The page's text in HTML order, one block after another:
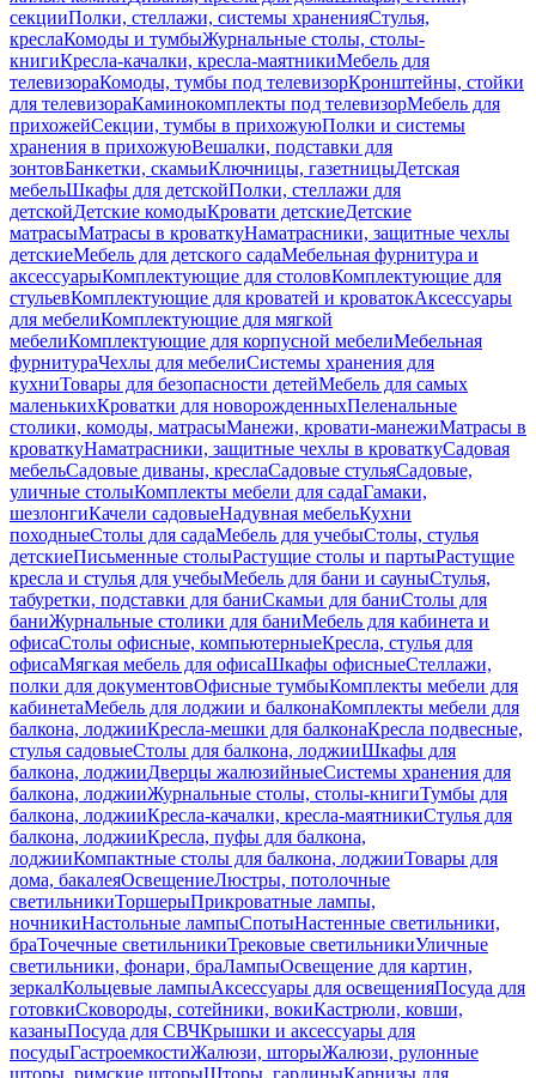
секцииПолки, стеллажи, системы храненияСтулья,
креслаКомоды и тумбыЖурнальные столы, столы-
книгиКресла-качалки, кресла-маятникиМебель для
телевизораКомоды, тумбы под телевизорКронштейны, стойки
для телевизораКаминокомплекты под телевизорМебель для
прихожейСекции, тумбы в прихожуюПолки и системы
хранения в прихожуюВешалки, подставки для
зонтовБанкетки, скамьиКлючницы, газетницыДетская
мебельШкафы для детскойПолки, стеллажи для
детскойДетские комодыКровати детскиеДетские
матрасыМатрасы в кроваткуНаматрасники, защитные чехлы
детскиеМебель для детского садаМебельная фурнитура и
аксессуарыКомплектующие для столовКомплектующие для
стульевКомплектующие для кроватей и кроватокАксессуары
для мебелиКомплектующие для мягкой
мебелиКомплектующие для корпусной мебелиМебельная
фурнитураЧехлы для мебелиСистемы хранения для
кухниТовары для безопасности детейМебель для самых
маленькихКроватки для новорожденныхПеленальные
столики, комоды, матрасыМанежи, кровати-манежиМатрасы в
кроваткуНаматрасники, защитные чехлы в кроваткуСадовая
мебельСадовые диваны, креслаСадовые стульяСадовые,
уличные столыКомплекты мебели для садаГамаки,
шезлонгиКачели садовыеНадувная мебельКухни
походныеСтолы для садаМебель для учебыСтолы, стулья
детскиеПисьменные столыРастущие столы и партыРастущие
кресла и стулья для учебыМебель для бани и сауныСтулья,
табуретки, подставки для баниСкамьи для баниСтолы для
баниЖурнальные столики для баниМебель для кабинета и
офисаСтолы офисные, компьютерныеКресла, стулья для
офисаМягкая мебель для офисаШкафы офисныеСтеллажи,
полки для документовОфисные тумбыКомплекты мебели для
кабинетаМебель для лоджии и балконаКомплекты мебели для
балкона, лоджииКресла-мешки для балконаКресла подвесные,
стулья садовыеСтолы для балкона, лоджииШкафы для
балкона, лоджииДверцы жалюзийныеСистемы хранения для
балкона, лоджииЖурнальные столы, столы-книгиТумбы для
балкона, лоджииКресла-качалки, кресла-маятникиСтулья для
балкона, лоджииКресла, пуфы для балкона,
лоджииКомпактные столы для балкона, лоджииТовары для
дома, бакалеяОсвещениеЛюстры, потолочные
светильникиТоршерыПрикроватные лампы,
ночникиНастольные лампыСпотыНастенные светильники,
браТочечные светильникиТрековые светильникиУличные
светильники, фонари, браЛампыОсвещение для картин,
зеркалКольцевые лампыАксессуары для освещенияПосуда для
готовкиСковороды, сотейники, вокиКастрюли, ковши,
казаныПосуда для СВЧКрышки и аксессуары для
посудыГастроемкостиЖалюзи, шторыЖалюзи, рулонные
шторы, римские шторыШторы, гардиныКарнизы для